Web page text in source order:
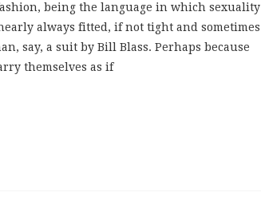
being the language in which sexuality
always fitted, if not tight and sometimes
say, a suit by Bill Blass. Perhaps because
themselves as if